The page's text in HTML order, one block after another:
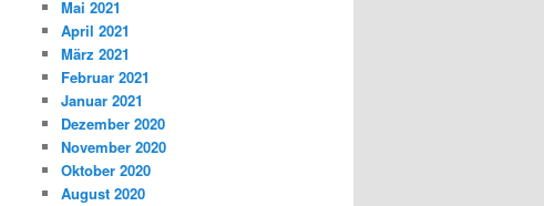
Mai 2021
April 2021
März 2021
Februar 2021
Januar 2021
Dezember 2020
November 2020
Oktober 2020
August 2020